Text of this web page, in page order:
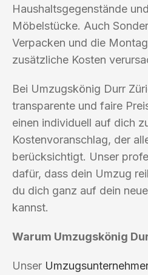
Haushaltsgegenstände
Möbelstücke. Auch
Verpacken und die
zusätzliche Kosten
Bei Umzugskönig Durr
transparente und faire
einen individuell auf dich
Kostenvoranschlag, der
berücksichtigt. Unser
dafür, dass dein Umzug
du dich ganz auf dein
kannst.
Warum Umzugskönig
Unser